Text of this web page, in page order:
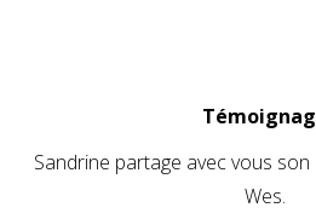
Sandrine partage avec vous
Wes.